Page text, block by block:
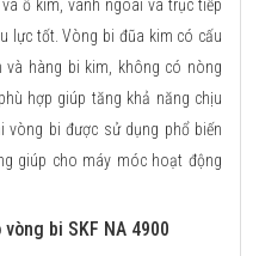
ổ kim, vành ngoài và trục tiếp
lực tốt. Vòng bi đũa kim có cấu
hàng bi kim, không có nòng
hợp giúp tăng khả năng chịu
vòng bi được sử dụng phổ biến
giúp cho máy móc hoạt động
bi SKF NA 4900